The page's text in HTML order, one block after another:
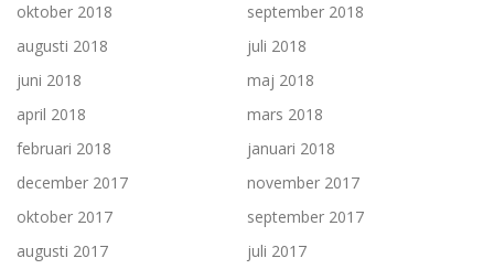
oktober 2018
september 2018
augusti 2018
juli 2018
juni 2018
maj 2018
april 2018
mars 2018
februari 2018
januari 2018
december 2017
november 2017
oktober 2017
september 2017
augusti 2017
juli 2017